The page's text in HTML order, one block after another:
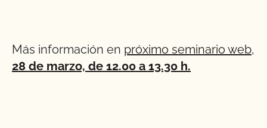
Más información en próximo seminario web,
28 de marzo, de 12.00 a 13.30 h.